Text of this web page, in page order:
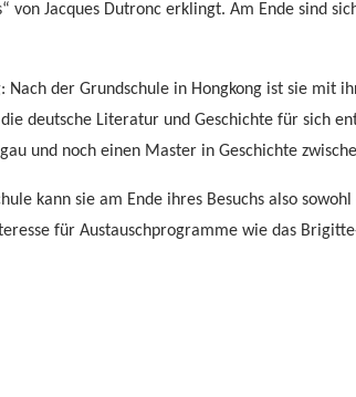
von Jacques Dutronc erklingt. Am Ende sind
der Grundschule in Hongkong ist sie mit
deutsche Literatur und Geschichte für sich
und noch einen Master in Geschichte
kann sie am Ende ihres Besuchs also
für Austauschprogramme wie das